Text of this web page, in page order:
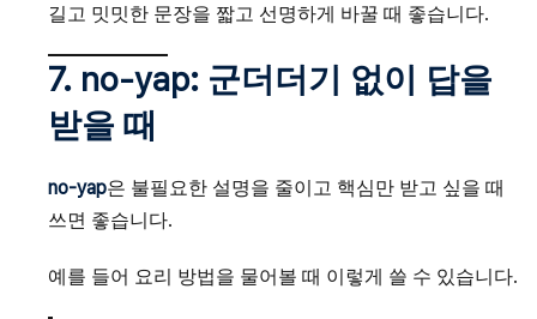
길고 밋밋한 문장을 짧고 선명하게 바꿀 때 좋습니다.
7. no-yap: 군더더기 없이 답을
받을 때
no-yap은 불필요한 설명을 줄이고 핵심만 받고 싶을 때
쓰면 좋습니다.
예를 들어 요리 방법을 물어볼 때 이렇게 쓸 수 있습니다.